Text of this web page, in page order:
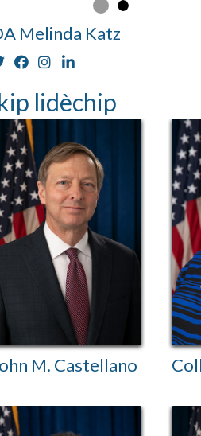
Melinda Katz
lidèchip
M. Castellano